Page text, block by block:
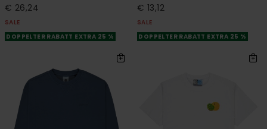
€ 26,24
SALE
DOPPELTER RABATT EXTRA 25 %
€ 13,12
SALE
DOPPELTER RABATT EXTRA 25 %